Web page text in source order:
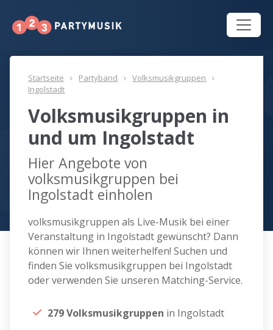
Startseite Partyband
Volksmusikgruppen
Ingolstadt
Volksmusikgruppen in
und um Ingolstadt
Hier Angebote von
volksmusikgruppen bei
Ingolstadt einholen
volksmusikgruppen als Live-Musik bei einer
Veranstaltung in Ingolstadt gewünscht? Dann
können wir Ihnen weiterhelfen! Suchen und
finden Sie volksmusikgruppen bei Ingolstadt
oder verwenden Sie unseren Matching-Service.
279 Volksmusikgruppen in Ingolstadt